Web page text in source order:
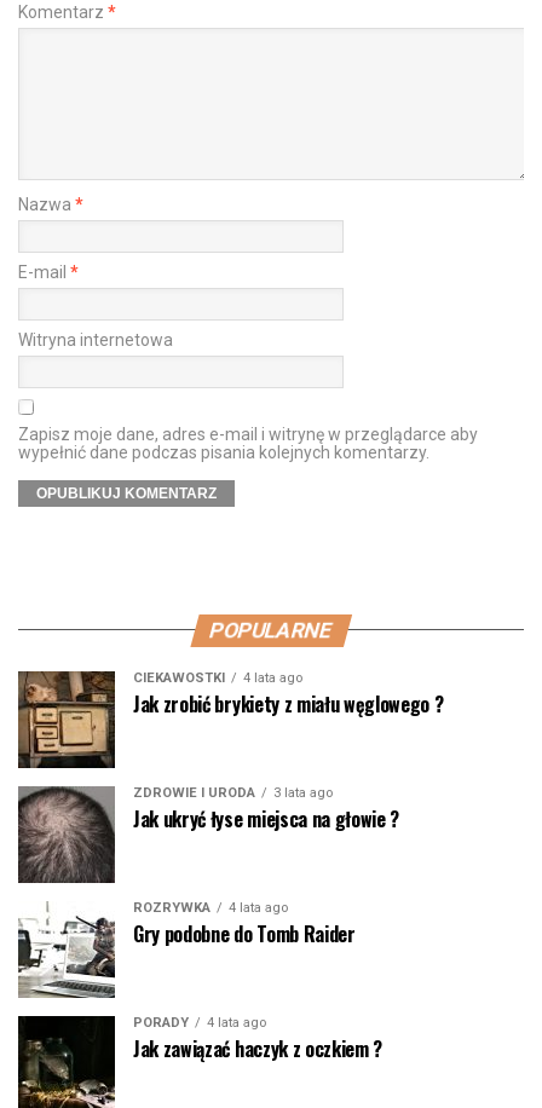
Komentarz *
Nazwa *
E-mail *
Witryna internetowa
Zapisz moje dane, adres e-mail i witrynę w przeglądarce aby
wypełnić dane podczas pisania kolejnych komentarzy.
POPULARNE
CIEKAWOSTKI 4 lata ago
Jak zrobić brykiety z miału węglowego ?
ZDROWIE I URODA 3 lata ago
Jak ukryć łyse miejsca na głowie ?
ROZRYWKA 4 lata ago
Gry podobne do Tomb Raider
PORADY 4 lata ago
Jak zawiązać haczyk z oczkiem ?